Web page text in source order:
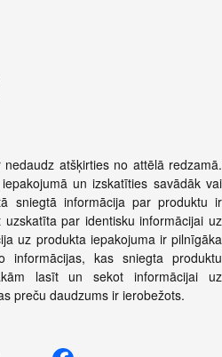
atšķirties no attēlā redzamā.
un izskatīties savādāk vai
sniegtā informācija par produktu ir
par identisku informācijai uz
uz produkta iepakojuma ir pilnīgāka
kas sniegta produktu
lasīt un sekot informācijai uz
preču daudzums ir ierobežots.